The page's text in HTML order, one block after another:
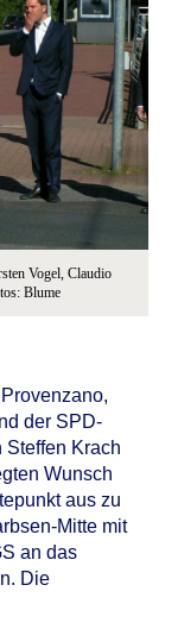
Vogel, Claudio
Blume
der SPD-
Steffen Krach
Wunsch
aus zu
Mitte mit
an das
Die